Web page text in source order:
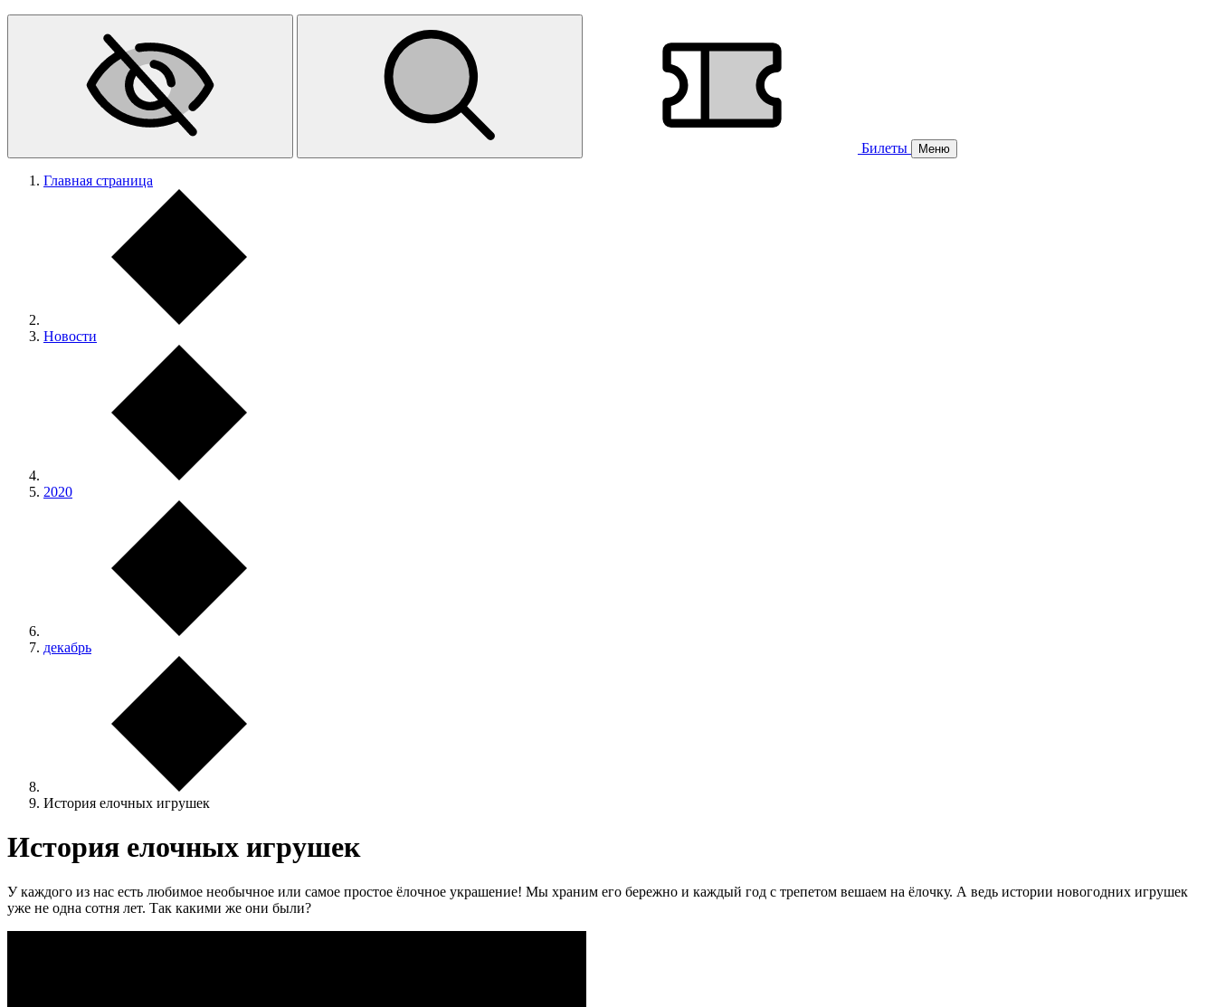
Билеты Меню
Главная страница
Новости
2020
декабрь
История елочных игрушек
История елочных игрушек
У каждого из нас есть любимое необычное или самое простое ёлочное украшение! Мы храним его бережно и каждый год с трепетом вешаем на ёлочку. А ведь истории новогодних игрушек
уже не одна сотня лет. Так какими же они были?